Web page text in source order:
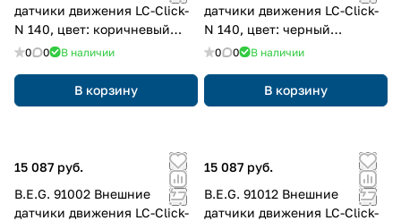
датчики движения LC-Click-
N 140, цвет: коричневый
матовый, похожий RAL8014
0 0 В наличии
В корзину
датчики движения LC-Click-
N 140, цвет: черный
матовый, похожий RAL9005
0 0 В наличии
В корзину
15 087 руб.
B.E.G. 91002 Внешние
датчики движения LC-Click-
15 087 руб.
B.E.G. 91012 Внешние
датчики движения LC-Click-